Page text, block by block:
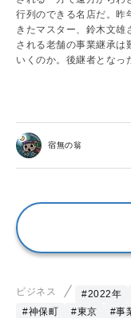
行列のできる名店だ。昨
きたマスター、鈴木文
される老舗の事業継承は
いくのか。後継者となっ
宿無の翁
ビジネス #2022年
#神保町
#東京 #事